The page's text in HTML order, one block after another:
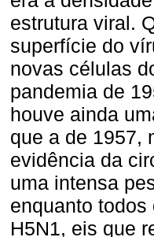
estrutura viral.
superfície do
novas células
pandemia de
houve ainda
que a de 1957,
evidência da
uma intensa
enquanto
H5N1, eis que